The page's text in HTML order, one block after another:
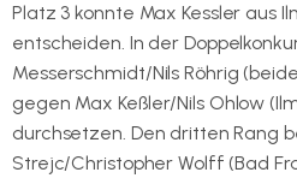
Platz 3 konnte Max Kessler aus
entscheiden. In der
Messerschmidt/Nils Röhrig
gegen Max Keßler/Nils Ohlow
durchsetzen. Den dritten Rang
Strejc/Christopher Wolff (Bad